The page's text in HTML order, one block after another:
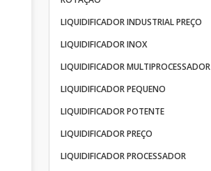
LIQUIDIFICADOR INDUSTRIAL PREÇO
LIQUIDIFICADOR INOX
LIQUIDIFICADOR MULTIPROCESSADOR
LIQUIDIFICADOR PEQUENO
LIQUIDIFICADOR POTENTE
LIQUIDIFICADOR PREÇO
LIQUIDIFICADOR PROCESSADOR